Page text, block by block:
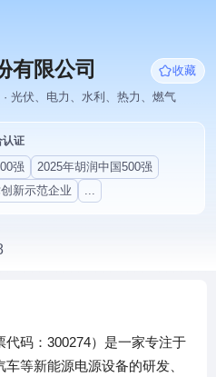
有限公司
收藏
· 光伏、电力、水利、热力、燃气
认证
强
2025年胡润中国500强
新示范企业 ...
码：300274）是一家专注于
等新能源电源设备的研发、